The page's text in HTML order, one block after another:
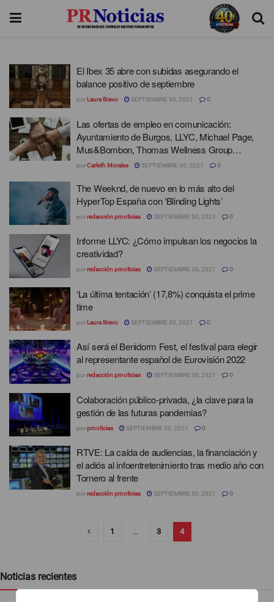
El Ibex 35 abre con subidas asegurando el
balance positivo de septiembre
por Laura Bravo SEPTIEMBRE 30, 2021 0
Las ofertas de empleo en comunicación:
Ayuntamiento de Burgos, LLYC, Michael Page,
Mus&Bombon, Thomas Wellness Group…
porCarleth Morales SEPTIEMBRE 30, 2021 0
The Weeknd, de nuevo en lo más alto del
HyperTop España con ‘Blinding Lights’
porredacción prnoticias SEPTIEMBRE 30, 2021 0
Informe LLYC: ¿Cómo impulsan los negocios la
creatividad?
porredacción prnoticias SEPTIEMBRE 30, 2021 0
‘La última tentación’ (17,8%) conquista el prime
time
por Laura Bravo SEPTIEMBRE 30, 2021 0
Así será el Benidorm Fest, el festival para elegir
al representante español de Eurovisión 2022
porredacción prnoticias SEPTIEMBRE 30, 2021 0
Colaboración público-privada, ¿la clave para la
gestión de las futuras pandemias?
porprnoticias SEPTIEMBRE 30, 2021 0
RTVE: La caída de audiencias, la financiación y
el adiós al infoentretenimiento tras medio año con
Tornero al frente
porredacción prnoticias SEPTIEMBRE 30, 2021 0
1 … 3 4
Noticias recientes